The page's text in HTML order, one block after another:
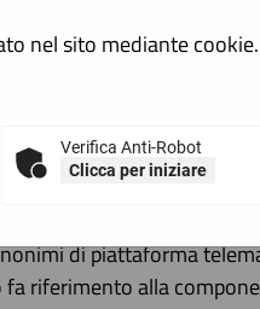
nel sito mediante cookie.
Verifica Anti-Robot
Clicca per iniziare
intende per
sistema informatico
in modalità digitale
di piattaforma
riferimento alla